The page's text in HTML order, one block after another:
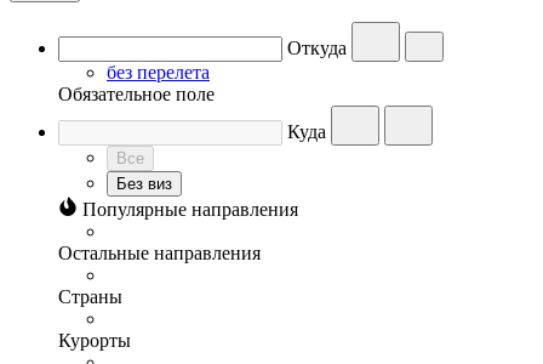
Откуда
без перелета
Обязательное поле
Куда
Все
Без виз
Популярные направления
Остальные направления
Страны
Курорты